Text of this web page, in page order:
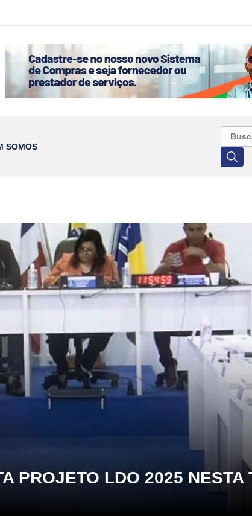
SOMOS
PROJETO LDO 2025 NESTA